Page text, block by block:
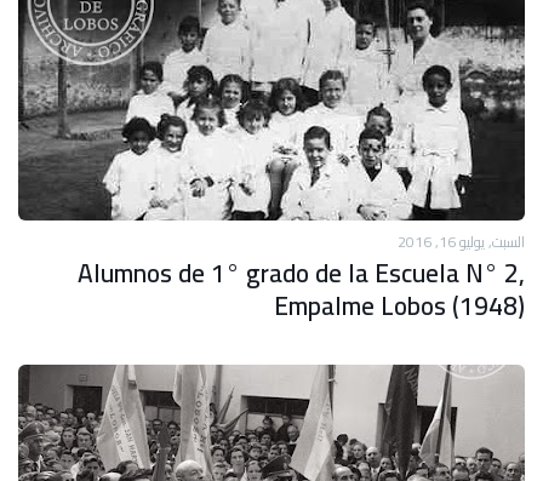
السبت, يوليو 16, 2016
Alumnos de 1° grado de la Escuela N° 2,
Empalme Lobos (1948)